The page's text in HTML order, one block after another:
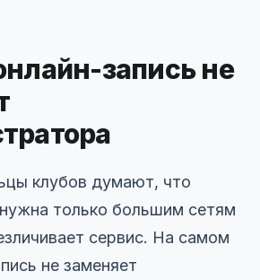
запись не
клубов думают, что
только большим сетям
сервис. На самом
не заменяет